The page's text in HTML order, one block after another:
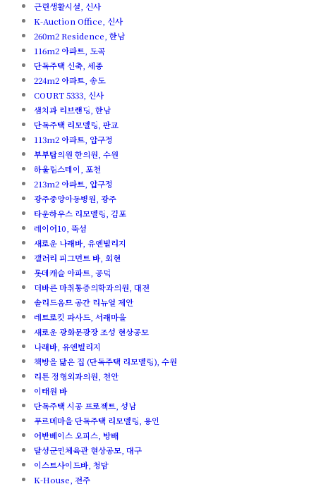
근린생활시설, 신사
K-Auction Office, 신사
260m2 Residence, 한남
116m2 아파트, 도곡
단독주택 신축, 세종
224m2 아파트, 송도
COURT 5333, 신사
샘치과 리브랜딩, 한남
단독주택 리모델링, 판교
113m2 아파트, 압구정
부부탑의원 한의원, 수원
하울림스테이, 포천
213m2 아파트, 압구정
광주중앙아동병원, 광주
타운하우스 리모델링, 김포
레이어10, 뚝섬
새로운 나래바, 유엔빌리지
갤러리 피그먼트 바, 회현
롯데캐슬 아파트, 공덕
더바른 마취통증의학과의원, 대전
솔리드옴므 공간 리뉴얼 제안
레트로킷 파사드, 서래마을
새로운 광화문광장 조성 현상공모
나래바, 유엔빌리지
책방을 닮은 집 (단독주택 리모델링), 수원
리튼 정형외과의원, 천안
이태원 바
단독주택 시공 프로젝트, 성남
푸르메마을 단독주택 리모델링, 용인
어반베이스 오피스, 방배
달성군민체육관 현상공모, 대구
이스트사이드바, 청담
K-House, 전주